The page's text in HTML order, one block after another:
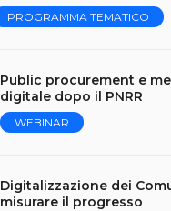
PROGRAMMA TEMATICO
Public procurement e
digitale dopo il PNRR
WEBINAR
Digitalizzazione dei
misurare il progresso